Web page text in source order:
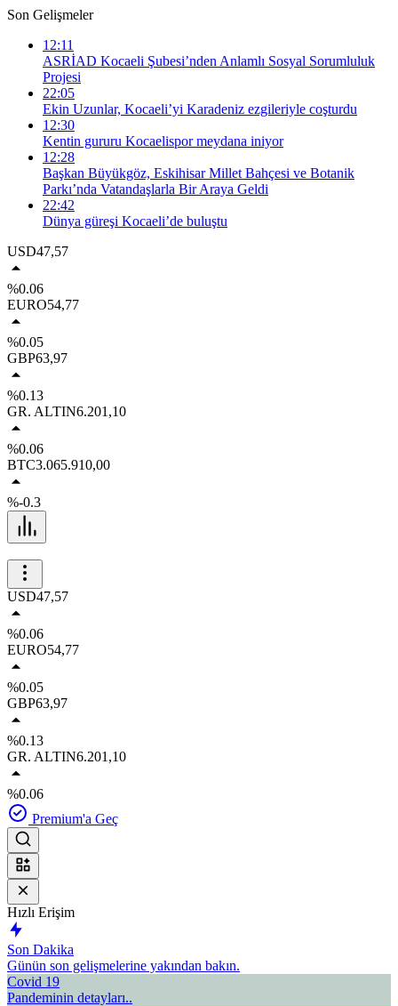
Son Gelişmeler
12:11
ASRİAD Kocaeli Şubesi’nden Anlamlı Sosyal Sorumluluk
Projesi
22:05
Ekin Uzunlar, Kocaeli’yi Karadeniz ezgileriyle coşturdu
12:30
Kentin gururu Kocaelispor meydana iniyor
12:28
Başkan Büyükgöz, Eskihisar Millet Bahçesi ve Botanik
Parkı’nda Vatandaşlarla Bir Araya Geldi
22:42
Dünya güreşi Kocaeli’de buluştu
USD47,57
%0.06
EURO54,77
%0.05
GBP63,97
%0.13
GR. ALTIN6.201,10
%0.06
BTC3.065.910,00
%-0.3
USD47,57
%0.06
EURO54,77
%0.05
GBP63,97
%0.13
GR. ALTIN6.201,10
%0.06
Premium'a Geç
Hızlı Erişim
Son Dakika
Günün son gelişmelerine yakından bakın.
Covid 19
Pandeminin detayları..